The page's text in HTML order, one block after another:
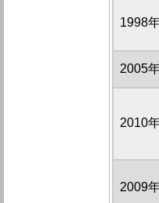
1998
2005
2010
2009